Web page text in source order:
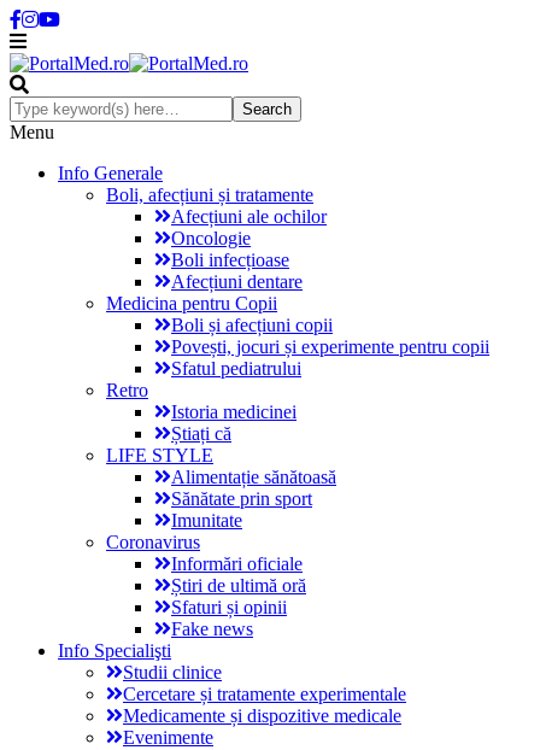
Menu
Info Generale
Boli, afecțiuni și tratamente
Afecțiuni ale ochilor
Oncologie
Boli infecțioase
Afecțiuni dentare
Medicina pentru Copii
Boli și afecțiuni copii
Povești, jocuri și experimente pentru copii
Sfatul pediatrului
Retro
Istoria medicinei
Știați că
LIFE STYLE
Alimentație sănătoasă
Sănătate prin sport
Imunitate
Coronavirus
Informări oficiale
Știri de ultimă oră
Sfaturi și opinii
Fake news
Info Specialişti
Studii clinice
Cercetare și tratamente experimentale
Medicamente și dispozitive medicale
Evenimente